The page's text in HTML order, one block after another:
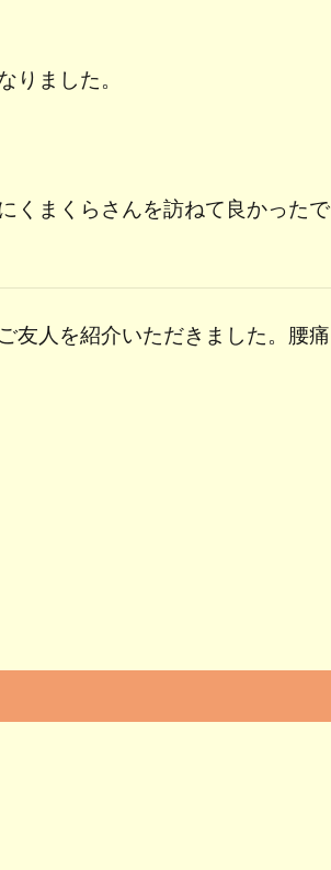
りました。
くまくらさんを訪ねて良かったで
友人を紹介いただきました。腰痛